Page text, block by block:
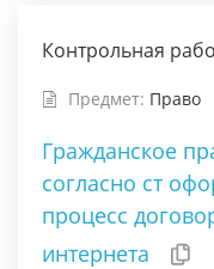
Контрольная
Предмет: Право
Гражданское
согласно ст
процесс
интернета